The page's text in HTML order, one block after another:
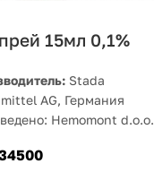
15мл 0,1%
Stada
AG, Германия
Hemomont d.o.o.